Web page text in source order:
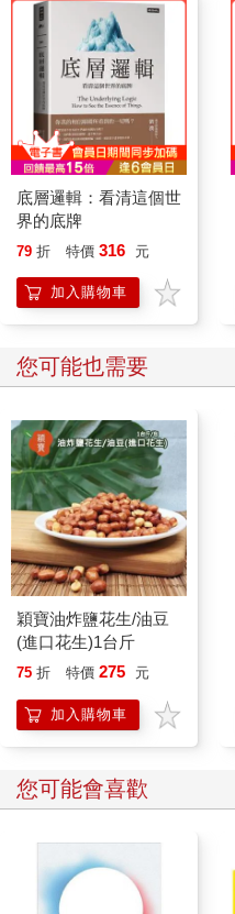
底層邏輯：看清這個世
界的底牌
79 折 特價 316 元
加入購物車
您可能也需要
穎寶油炸鹽花生/油豆
(進口花生)1台斤
75 折 特價 275 元
加入購物車
您可能會喜歡